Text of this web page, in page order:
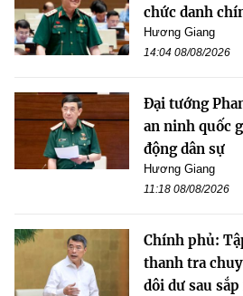
chức danh
Hương Giang
14:04 08/08/2026
Đại tướng
an ninh quốc
động dân sự
Hương Giang
11:18 08/08/2026
Chính phủ:
thanh tra
dôi dư sau sắp